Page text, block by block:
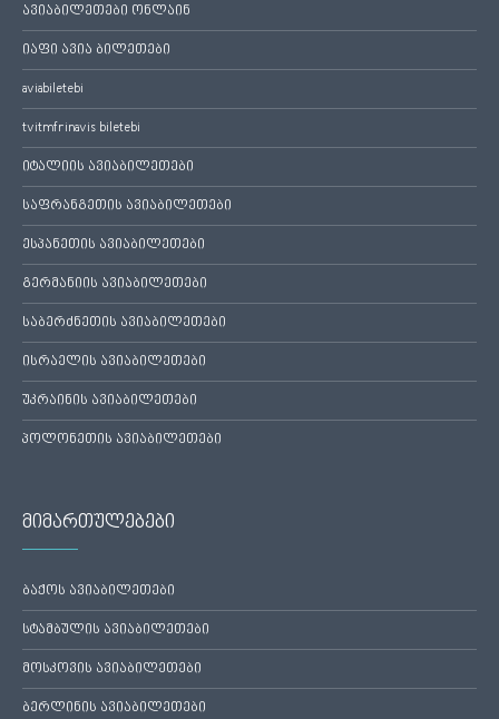
ავიაბილეთები ონლაინ
იაფი ავია ბილეთები
aviabiletebi
tvitmfrinavis biletebi
იტალიის ავიაბილეთები
საფრანგეთის ავიაბილეთები
ესპანეთის ავიაბილეთები
გერმანიის ავიაბილეთები
საბერძნეთის ავიაბილეთები
ისრაელის ავიაბილეთები
უკრაინის ავიაბილეთები
პოლონეთის ავიაბილეთები
მიმართულებები
ბაქოს ავიაბილეთები
სტამბულის ავიაბილეთები
მოსკოვის ავიაბილეთები
ბერლინის ავიაბილეთები